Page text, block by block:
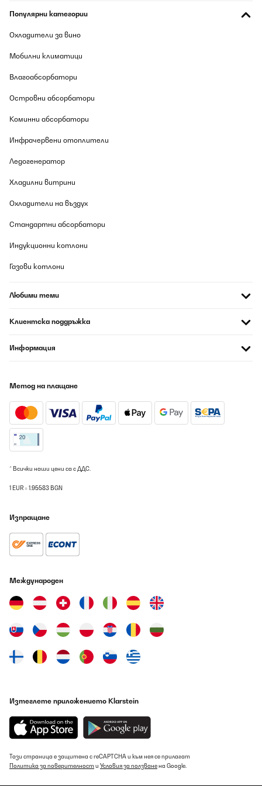
scritto sul manuale. Fondamentale la regolazione della velocita’
per ogni rotore, dato che ho orologi differenti con necessita’
rumoroso, ma si mette a posto muovendo leggermete gli
alloggiamenti. Ordine dei rotori: classico scrittura occidentale,
scritto sul manuale. Fondamentale la regolazione della velocita'
diverse di carica
Utente Amazon
Превод
Great item and good quality. Very happy with the purchase.
Amazon user
Популярни категории
Охладители за вино
Мобилни климатици
Влагоабсорбатори
Островни абсорбатори
Коминни абсорбатори
Инфрачервени отоплители
Ледогенератор
Хладилни витрини
Охладители на въздух
Стандартни абсорбатори
Индукционни котлони
Газови котлони
Любими теми
Клиентска поддръжка
Информация
Метод на плащане
* Всички наши цени са с ДДС.
1 EUR = 1.95583 BGN
Изпращане
Международен
Изтеглете приложението Klarstein
Тази страница е защитена с reCAPTCHA и към нея се прилагат
Политика за поверителност и Условия за ползванена Google.